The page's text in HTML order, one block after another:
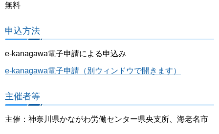
無料
申込方法
e-kanagawa電子申請による申込み
e-kanagawa電子申請（別ウィンドウで開きます）
主催者等
主催：神奈川県かながわ労働センター県央支所、海老名市